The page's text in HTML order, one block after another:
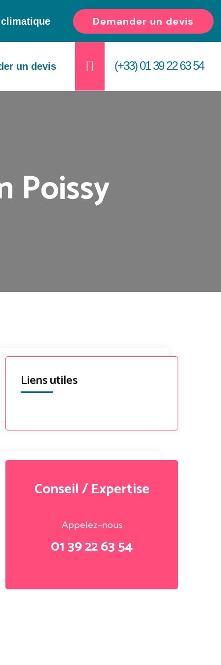
Demander un devis
un devis (+33) 01 39 22 63 54
Poissy
Liens utiles
Conseil / Expertise
Appelez-nous
01 39 22 63 54